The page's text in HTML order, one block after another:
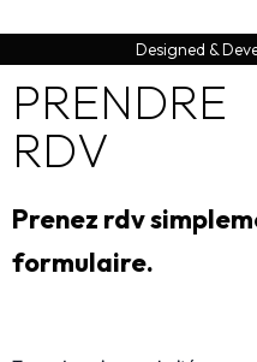
Designed &
PRENDRE
RDV
Prenez rdv
formulaire.